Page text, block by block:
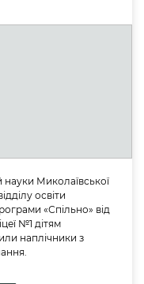
Миколаївської
освіти
«Спільно» від
№1 дітям
наплічники з